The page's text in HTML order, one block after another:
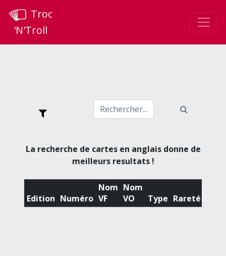
Troc
'N'Troll
La recherche de cartes en anglais donne de
meilleurs resultats !
Edition Numéro
Nom
VF
Nom
VO
Type Rareté